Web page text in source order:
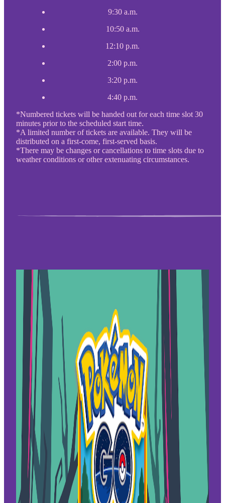
9:30 a.m.
10:50 a.m.
12:10 p.m.
2:00 p.m.
3:20 p.m.
4:40 p.m.
*Numbered tickets will be handed out for each time slot 30
minutes prior to the scheduled start time.
*A limited number of tickets are available. They will be
distributed on a first-come, first-served basis.
*There may be changes or cancellations to time slots due to
weather conditions or other extenuating circumstances.